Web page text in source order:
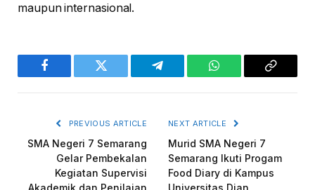
maupun internasional.
Facebook Twitter Telegram WhatsAppCopy
PREVIOUS ARTICLE
SMA Negeri 7 Semarang
Gelar Pembekalan
Kegiatan Supervisi
NEXT ARTICLE
Murid SMA Negeri 7
Semarang Ikuti Progam
Food Diary di Kampus